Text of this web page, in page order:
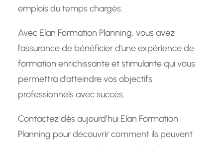
emplois du temps chargés.
Avec Elan Formation Planning, vous avez
l’assurance de bénéficier d’une expérience de
formation enrichissante et stimulante qui vous
permettra d’atteindre vos objectifs
professionnels avec succès.
Contactez dès aujourd’hui Elan Formation
Planning pour découvrir comment ils peuvent